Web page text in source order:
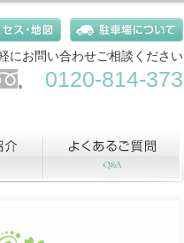
にお問い合わせご相談ください
0120-814-373